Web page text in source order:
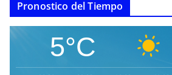
l
t
Pronostico del Tiempo
5°C